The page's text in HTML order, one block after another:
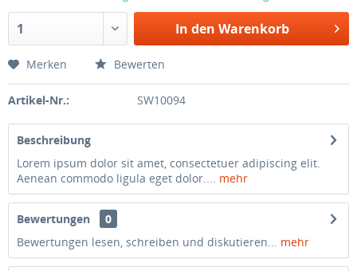
In den Warenkorb
Merken Bewerten
Artikel-Nr.: SW10094
Beschreibung
Lorem ipsum dolor sit amet, consectetuer adipiscing elit.
Aenean commodo ligula eget dolor.... mehr
Bewertungen
0
Bewertungen lesen, schreiben und diskutieren... mehr